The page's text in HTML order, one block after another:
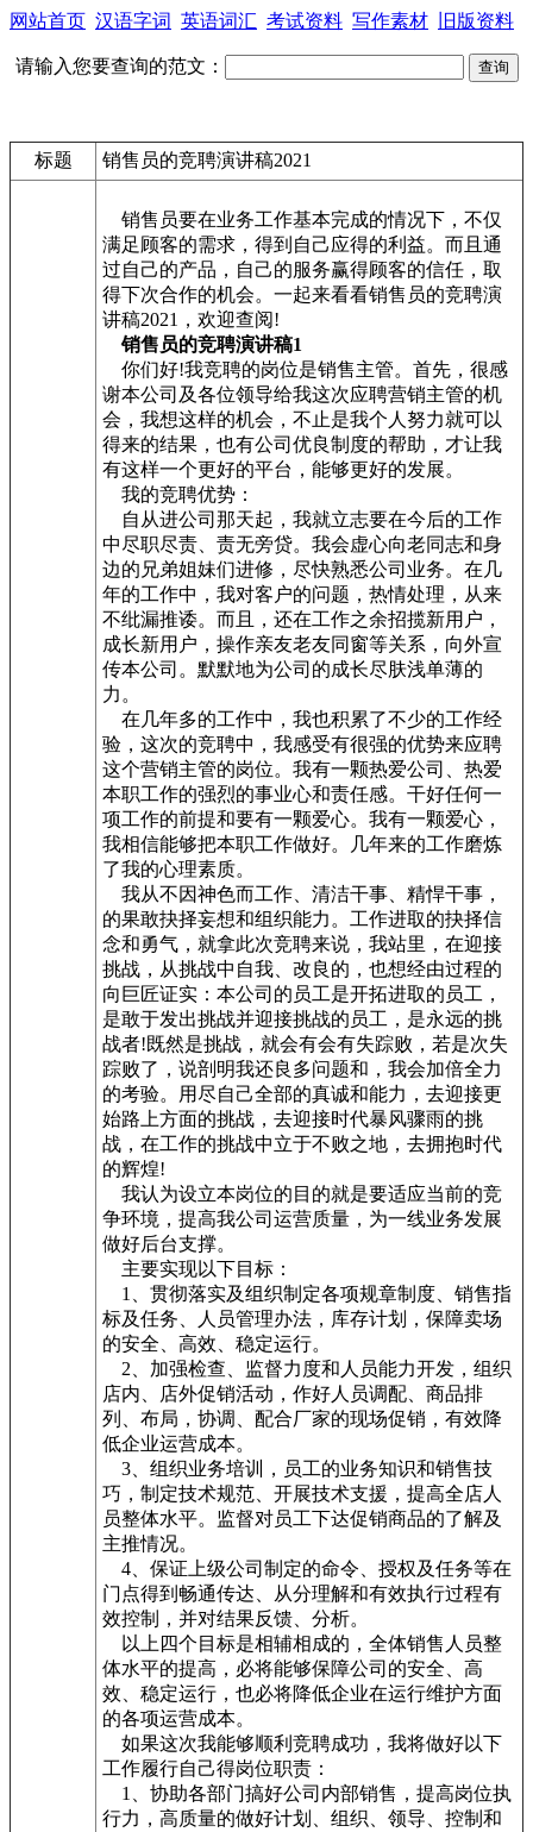
网站首页 汉语字词 英语词汇 考试资料 写作素材 旧版资料
请输入您要查询的范文：
标题 销售员的竞聘演讲稿2021
销售员要在业务工作基本完成的情况下，不仅
满足顾客的需求，得到自己应得的利益。而且通
过自己的产品，自己的服务赢得顾客的信任，取
得下次合作的机会。一起来看看销售员的竞聘演
讲稿2021，欢迎查阅!
销售员的竞聘演讲稿1
你们好!我竞聘的岗位是销售主管。首先，很感
谢本公司及各位领导给我这次应聘营销主管的机
会，我想这样的机会，不止是我个人努力就可以
得来的结果，也有公司优良制度的帮助，才让我
有这样一个更好的平台，能够更好的发展。
我的竞聘优势：
自从进公司那天起，我就立志要在今后的工作
中尽职尽责、责无旁贷。我会虚心向老同志和身
边的兄弟姐妹们进修，尽快熟悉公司业务。在几
年的工作中，我对客户的问题，热情处理，从来
不纰漏推诿。而且，还在工作之余招揽新用户，
成长新用户，操作亲友老友同窗等关系，向外宣
传本公司。默默地为公司的成长尽肤浅单薄的
力。
在几年多的工作中，我也积累了不少的工作经
验，这次的竞聘中，我感受有很强的优势来应聘
这个营销主管的岗位。我有一颗热爱公司、热爱
本职工作的强烈的事业心和责任感。干好任何一
项工作的前提和要有一颗爱心。我有一颗爱心，
我相信能够把本职工作做好。几年来的工作磨炼
了我的心理素质。
我从不因神色而工作、清洁干事、精悍干事，
的果敢抉择妄想和组织能力。工作进取的抉择信
念和勇气，就拿此次竞聘来说，我站里，在迎接
挑战，从挑战中自我、改良的，也想经由过程的
向巨匠证实：本公司的员工是开拓进取的员工，
是敢于发出挑战并迎接挑战的员工，是永远的挑
战者!既然是挑战，就会有会有失踪败，若是次失
踪败了，说剖明我还良多问题和，我会加倍全力
的考验。用尽自己全部的真诚和能力，去迎接更
始路上方面的挑战，去迎接时代暴风骤雨的挑
战，在工作的挑战中立于不败之地，去拥抱时代
的辉煌!
我认为设立本岗位的目的就是要适应当前的竞
争环境，提高我公司运营质量，为一线业务发展
做好后台支撑。
主要实现以下目标：
1、贯彻落实及组织制定各项规章制度、销售指
标及任务、人员管理办法，库存计划，保障卖场
的安全、高效、稳定运行。
2、加强检查、监督力度和人员能力开发，组织
店内、店外促销活动，作好人员调配、商品排
列、布局，协调、配合厂家的现场促销，有效降
低企业运营成本。
3、组织业务培训，员工的业务知识和销售技
巧，制定技术规范、开展技术支援，提高全店人
员整体水平。监督对员工下达促销商品的了解及
主推情况。
4、保证上级公司制定的命令、授权及任务等在
门点得到畅通传达、从分理解和有效执行过程有
效控制，并对结果反馈、分析。
以上四个目标是相辅相成的，全体销售人员整
体水平的提高，必将能够保障公司的安全、高
效、稳定运行，也必将降低企业在运行维护方面
的各项运营成本。
如果这次我能够顺利竞聘成功，我将做好以下
工作履行自己得岗位职责：
1、协助各部门搞好公司内部销售，提高岗位执
行力，高质量的做好计划、组织、领导、控制和